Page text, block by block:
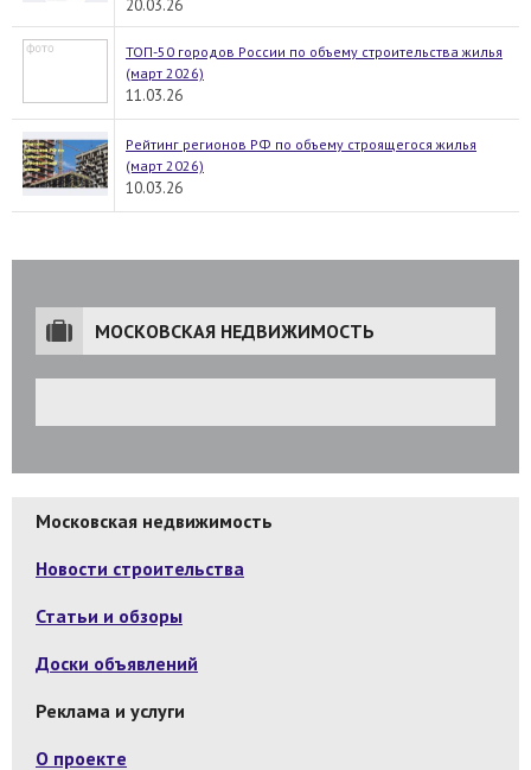
20.03.26
ТОП-50 городов России по объему строительства жилья
(март 2026)
11.03.26
Рейтинг регионов РФ по объему строящегося жилья
(март 2026)
10.03.26
МОСКОВСКАЯ НЕДВИЖИМОСТЬ
Московская недвижимость
Новости строительства
Статьи и обзоры
Доски объявлений
Реклама и услуги
О проекте